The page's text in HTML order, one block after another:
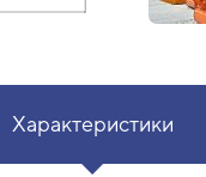
Характеристики